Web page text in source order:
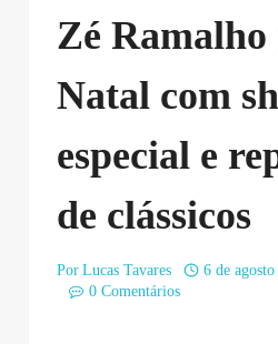
Zé
Natal com
especial e
de clássicos
Por Lucas Tavares
6 de
0 Comentários